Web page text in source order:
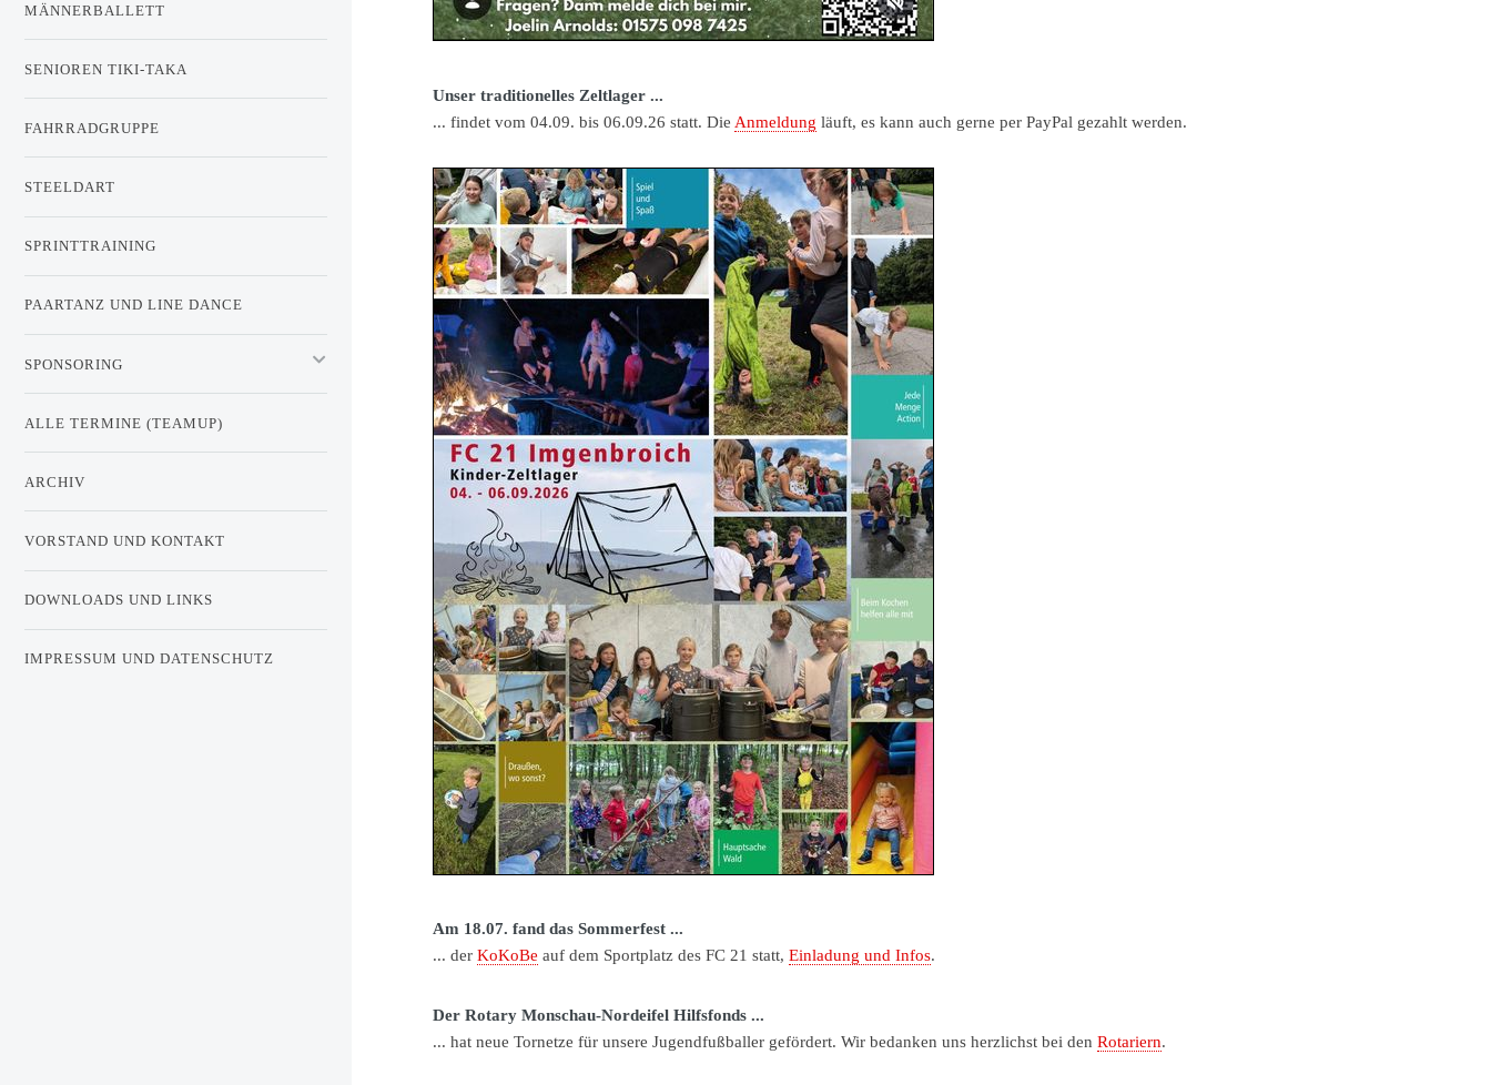
Unser traditionelles Zeltlager ...
... findet vom 04.09. bis 06.09.26 statt. Die Anmeldung läuft, es kann auch gerne per PayPal gezahlt werden.
Am 18.07. fand das Sommerfest ...
... derKoKoBe auf dem Sportplatz des FC 21 statt,Einladung und Infos.
Der Rotary Monschau-Nordeifel Hilfsfonds ...
... hat neue Tornetze für unsere Jugendfußballer gefördert. Wir bedanken uns herzlichst bei denRotariern.
MÄNNERBALLETT
SENIOREN TIKI-TAKA
FAHRRADGRUPPE
STEELDART
SPRINTTRAINING
PAARTANZ UND LINE DANCE
SPONSORING
ALLE TERMINE (TEAMUP)
ARCHIV
VORSTAND UND KONTAKT
DOWNLOADS UND LINKS
IMPRESSUM UND DATENSCHUTZ